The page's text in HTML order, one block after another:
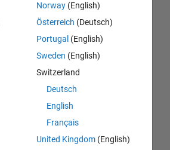
Norway(English)
Österreich (Deutsch)
Portugal (English)
Sweden (English)
Switzerland
Deutsch
English
Français
United Kingdom(English)